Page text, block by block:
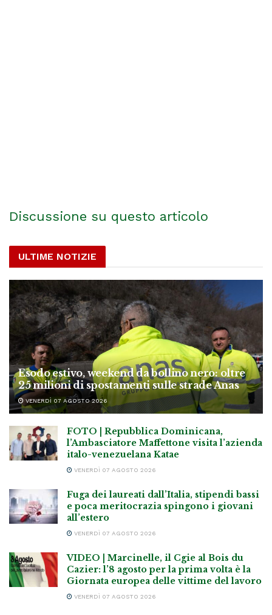
Discussione su questo articolo
ULTIME NOTIZIE
Esodo estivo, weekend da bollino nero: oltre
25 milioni di spostamenti sulle strade Anas
VENERDÌ 07 AGOSTO 2026
FOTO | Repubblica Dominicana,
l’Ambasciatore Maffettone visita l’azienda
italo-venezuelana Katae
VENERDÌ 07 AGOSTO 2026
Fuga dei laureati dall’Italia, stipendi bassi
e poca meritocrazia spingono i giovani
all’estero
VENERDÌ 07 AGOSTO 2026
VIDEO | Marcinelle, il Cgie al Bois du
Cazier: l’8 agosto per la prima volta è la
Giornata europea delle vittime del lavoro
VENERDÌ 07 AGOSTO 2026